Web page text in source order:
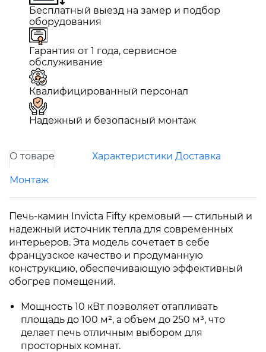
Бесплатный выезд на замер и подбор
оборудования
Гарантия от 1 года, сервисное
обслуживание
Квалифицированный персонал
Надежный и безопасный монтаж
О товаре Характеристики Доставка
Монтаж
Печь-камин Invicta Fifty кремовый — стильный и
надежный источник тепла для современных
интерьеров. Эта модель сочетает в себе
французское качество и продуманную
конструкцию, обеспечивающую эффективный
обогрев помещений.
Мощность 10 кВт позволяет отапливать
площадь до 100 м², а объем до 250 м³, что
делает печь отличным выбором для
просторных комнат.